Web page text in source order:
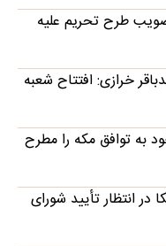
طرح تحریم علیه
خرازی: افتتاح شعبه
به توافق مکه را مطرح
در انتظار تأیید شورای